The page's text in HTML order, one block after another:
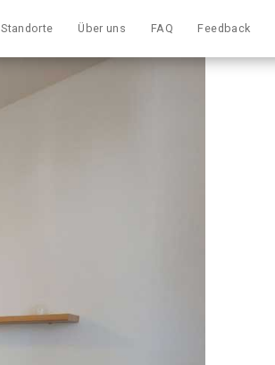
Standorte Über uns FAQ Feedback